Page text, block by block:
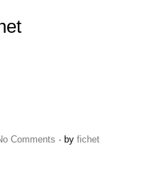
Comments · by fichet